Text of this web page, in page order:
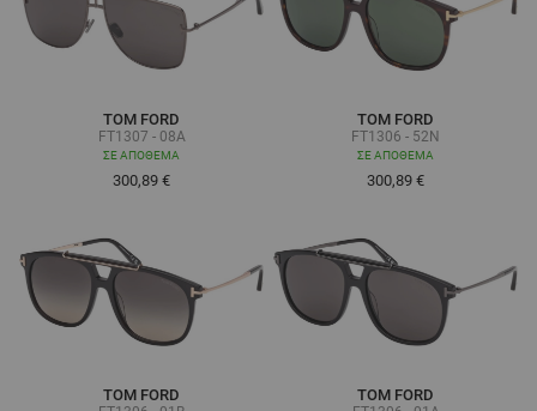
TOM FORD
FT1307 - 08A
ΣΕ ΑΠΌΘΕΜΑ
300,89 €
TOM FORD
FT1306 - 52N
ΣΕ ΑΠΌΘΕΜΑ
300,89 €
TOM FORD TOM FORD